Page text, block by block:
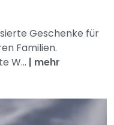
Geschenke für
Familien.
W... | mehr